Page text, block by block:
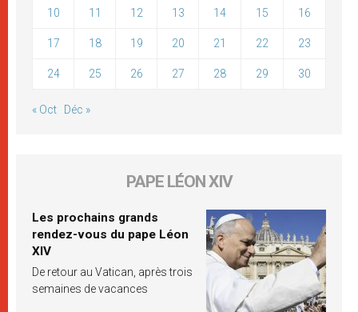
10 11 12 13 14 15 16
17 18 19 20 21 22 23
24 25 26 27 28 29 30
« Oct Déc »
PAPE LÉON XIV
Les prochains grands
rendez-vous du pape Léon
XIV
De retour au Vatican, après trois
semaines de vacances